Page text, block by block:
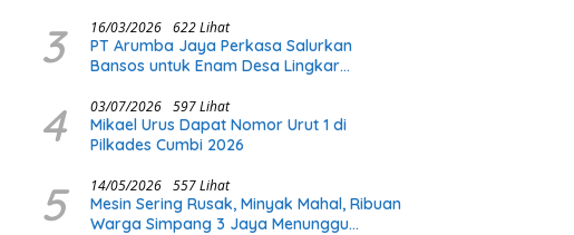
3 16/03/2026 622 Lihat
PT Arumba Jaya Perkasa Salurkan
Bansos untuk Enam Desa Lingkar
4 03/07/2026 597 Lihat
Mikael Urus Dapat Nomor Urut 1 di
Pilkades Cumbi 2026
5 14/05/2026 557 Lihat
Mesin Sering Rusak, Minyak Mahal, Ribuan
Warga Simpang 3 Jaya Menunggu